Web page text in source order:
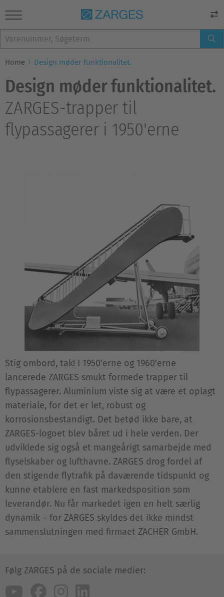
Home Design møder funktionalitet.
Design møder funktionalitet.
ZARGES-trapper til
flypassagerer i 1950'erne
Stig ombord, tak! I 1950'erne og 1960'erne
lancerede ZARGES smukt formede trapper til
flypassagerer. Aluminium viste sig at være et oplagt
materiale, for det er let, robust og
korrosionsbestandigt. Det betød ikke bare, at
ZARGES-logoet blev båret ud i hele verden. Der
udviklede sig også et mangeårigt samarbejde med
flyselskaber og lufthavne. ZARGES drog fordel af
den stigende flytrafik på daværende tidspunkt og
kunne etablere en fast markedsposition som
leverandør. Nu får markedet igen en helt særlig
dynamik – for ZARGES skyldes det ikke mindst
sammenslutningen med firmaet ZACHER GmbH.
Følg ZARGES på de sociale medier: